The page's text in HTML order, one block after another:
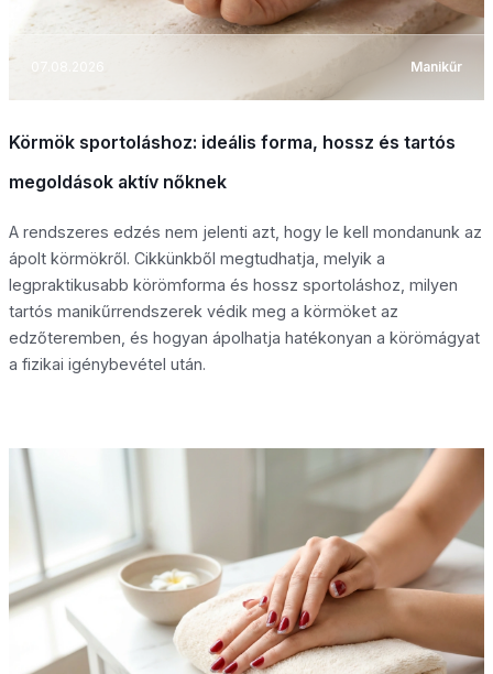
07.08.2026 Manikűr
Körmök sportoláshoz: ideális forma, hossz és tartós
megoldások aktív nőknek
A rendszeres edzés nem jelenti azt, hogy le kell mondanunk az
ápolt körmökről. Cikkünkből megtudhatja, melyik a
legpraktikusabb körömforma és hossz sportoláshoz, milyen
tartós manikűrrendszerek védik meg a körmöket az
edzőteremben, és hogyan ápolhatja hatékonyan a körömágyat
a fizikai igénybevétel után.